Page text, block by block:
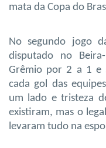
mata da Copa do
No segundo jogo
disputado no
Grêmio por 2 a 1 e
cada gol das
um lado e tristeza
existiram, mas o
levaram tudo na